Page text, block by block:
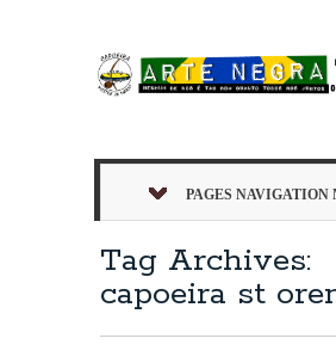
PAGES NAVIGATION
Tag Archives:
capoeira st